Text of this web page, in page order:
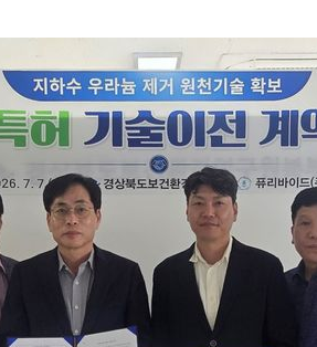
감시설 '온도차'
탄 폭발 사건
목표 아냐 " 밝혀
논군 3명 폭발로 부상
된 전선 상황 논의
포스원 기밀정보, 언
병 별세
대신 '벤치 시작'
로 승리…정청래
로 승리…정청래